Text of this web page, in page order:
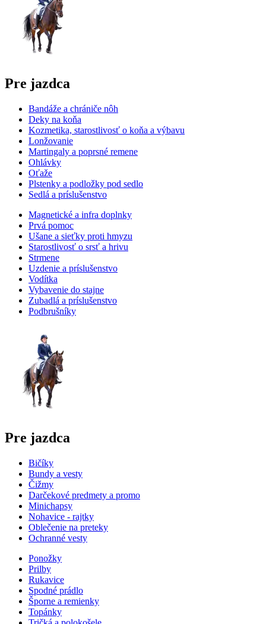
Pre jazdca
Bandáže a chrániče nôh
Deky na koňa
Kozmetika, starostlivosť o koňa a výbavu
Lonžovanie
Martingaly a poprsné remene
Ohlávky
Oťaže
Plstenky a podložky pod sedlo
Sedlá a príslušenstvo
Magnetické a infra doplnky
Prvá pomoc
Ušane a sieťky proti hmyzu
Starostlivosť o srsť a hrivu
Strmene
Uzdenie a príslušenstvo
Vodítka
Vybavenie do stajne
Zubadlá a príslušenstvo
Podbrušníky
Pre jazdca
Bičíky
Bundy a vesty
Čižmy
Darčekové predmety a promo
Minichapsy
Nohavice - rajtky
Oblečenie na preteky
Ochranné vesty
Ponožky
Prilby
Rukavice
Spodné prádlo
Šporne a remienky
Topánky